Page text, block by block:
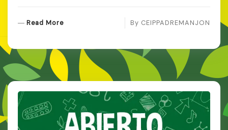
Read MoreR
D
M
O
R
E
By CEIPPADREMANJON